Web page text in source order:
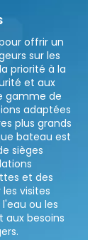
offrir un
sur les
priorité à la
et aux
gamme de
adaptées
plus grands
bateau est
sièges
et des
visites
ou les
aux besoins